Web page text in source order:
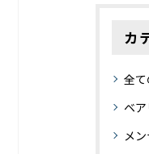
カ
全
ベ
メ